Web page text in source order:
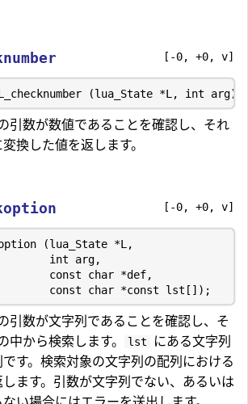
[-0, +0, v]
引数が数値であることを確認し、それ
変換した値を返します。
[-0, +0, v]
(lua_State *L,
int arg,
const char *def,
引数が文字列であることを確認し、そ
中から検索します。 lst
にある文字列
す。検索対象の文字列の配列における
ます。引数が文字列でない、あるいは